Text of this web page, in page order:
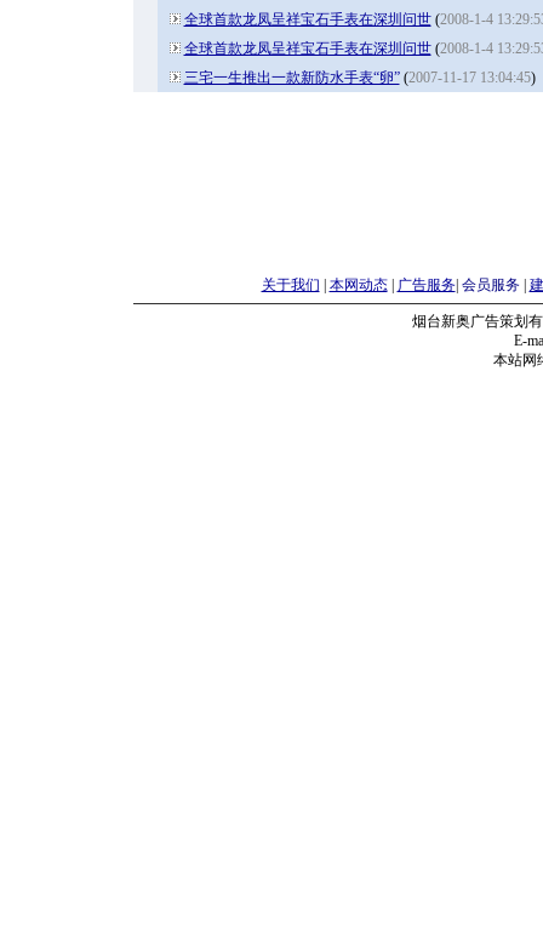
全球首款龙凤呈祥宝石手表在深圳问世(2008-1-4
全球首款龙凤呈祥宝石手表在深圳问世(2008-1-4
三宅一生推出一款新防水手表“卵”(2007-11-17 13:04:45)
关于我们 本网动态| 广告服务| 会员服务|
烟台新奥广告策划
E-
本站网